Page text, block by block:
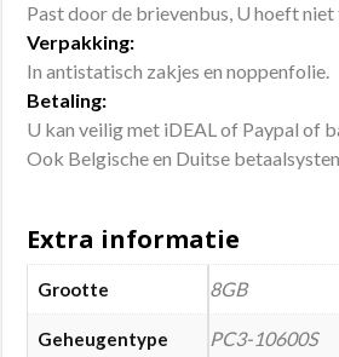
Past door de brievenbus, U hoeft
Verpakking:
In antistatisch zakjes en noppenfolie.
Betaling:
U kan veilig met iDEAL of Paypal of
Ook Belgische en Duitse
Extra informatie
Grootte 8GB
Geheugentype PC3-10600S